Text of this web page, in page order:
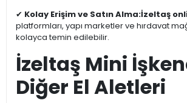
✔ Kolay Erişim ve Satın Alma:İzeltaş
platformları, yapı marketler ve hırdavat
kolayca temin edilebilir.
İzeltaş Mini
Diğer El Aletleri